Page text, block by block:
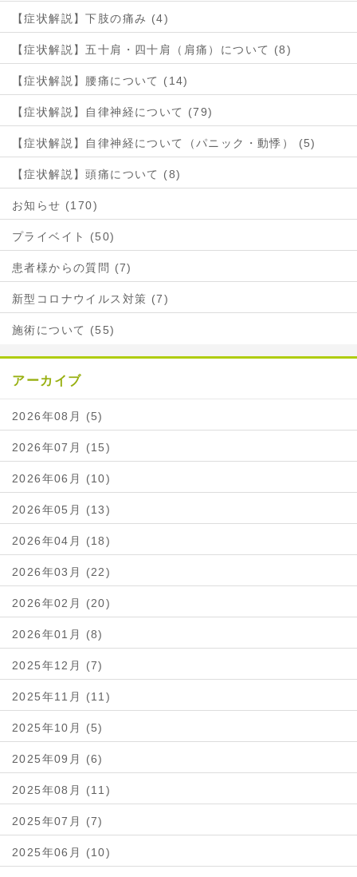
【症状解説】下肢の痛み (4)
【症状解説】五十肩・四十肩（肩痛）について (8)
【症状解説】腰痛について (14)
【症状解説】自律神経について (79)
【症状解説】自律神経について（パニック・動悸） (5)
【症状解説】頭痛について (8)
お知らせ (170)
プライベイト (50)
患者様からの質問 (7)
新型コロナウイルス対策 (7)
施術について (55)
アーカイブ
2026年08月 (5)
2026年07月 (15)
2026年06月 (10)
2026年05月 (13)
2026年04月 (18)
2026年03月 (22)
2026年02月 (20)
2026年01月 (8)
2025年12月 (7)
2025年11月 (11)
2025年10月 (5)
2025年09月 (6)
2025年08月 (11)
2025年07月 (7)
2025年06月 (10)